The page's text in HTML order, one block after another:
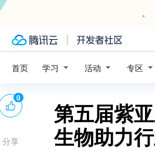
首页 学习 活动 专区
第五届紫
生物助力
0
分享